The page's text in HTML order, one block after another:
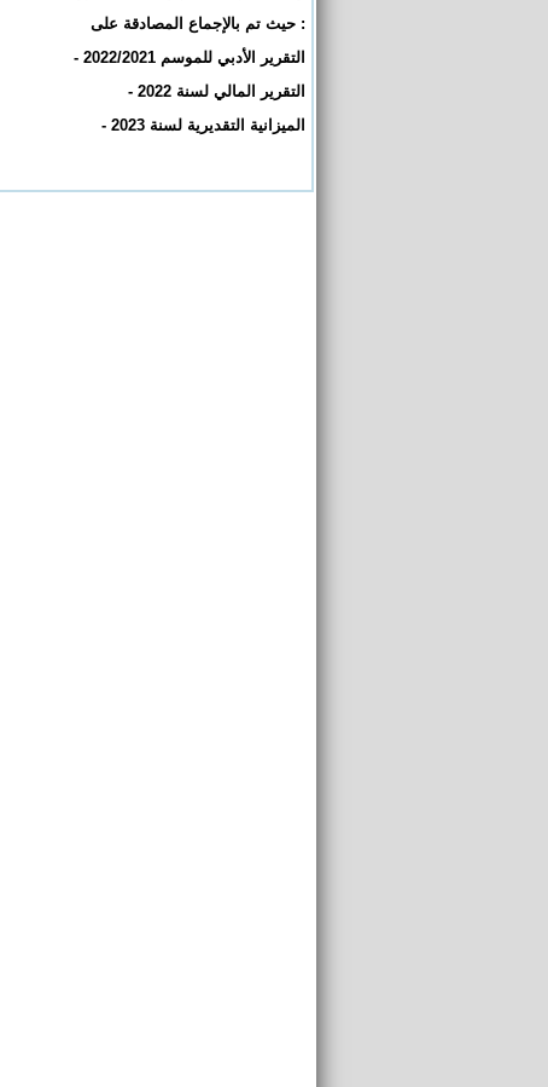
حيث تم بالإجماع المصادقة على :
-
التقرير الأدبي للموسم 2022/2021
-
التقرير المالي لسنة 2022
-
الميزانية التقديرية لسنة 2023